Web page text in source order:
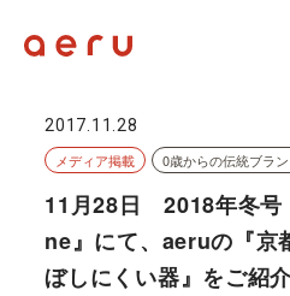
2017.11.28
メディア掲載
0歳からの伝統ブラ
11月28日 2018年冬
ne』にて、aeruの『京
ぼしにくい器』をご紹